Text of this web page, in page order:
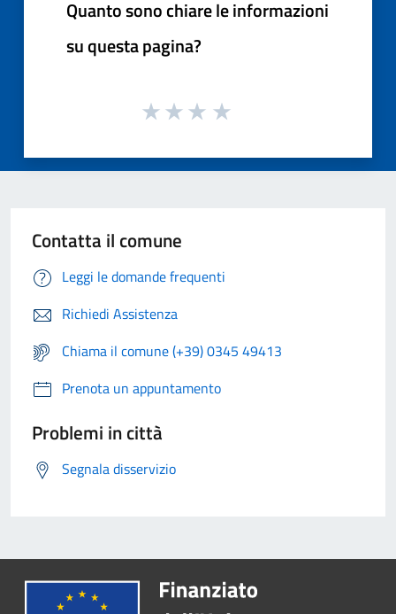
Quanto sono chiare le informazioni
su questa pagina?
Contatta il comune
Leggi le domande frequenti
Richiedi Assistenza
Chiama il comune (+39) 0345 49413
Prenota un appuntamento
Problemi in città
Segnala disservizio